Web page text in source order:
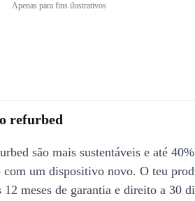
Apenas para fins ilustrativos
refurbed
são mais sustentáveis e até
com um dispositivo novo. O teu
12 meses de garantia e direito a 30